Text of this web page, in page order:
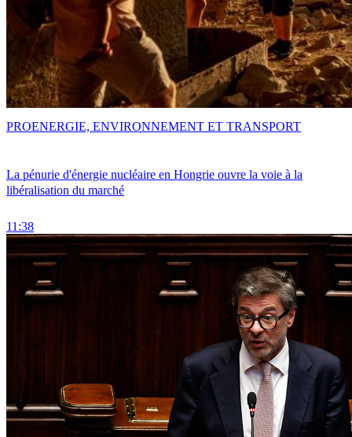
La pénurie d'énergie nucléaire en Hongrie ouvre la voie à la
libéralisation du marché
11:38
PROENERGIE, ENVIRONNEMENT ET TRANSPORT